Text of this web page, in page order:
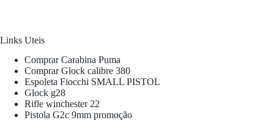
Links Uteis
Comprar Carabina Puma
Comprar Glock calibre 380
Espoleta Fiocchi SMALL PISTOL
Glock g28
Rifle winchester 22
Pistola G2c 9mm promoção